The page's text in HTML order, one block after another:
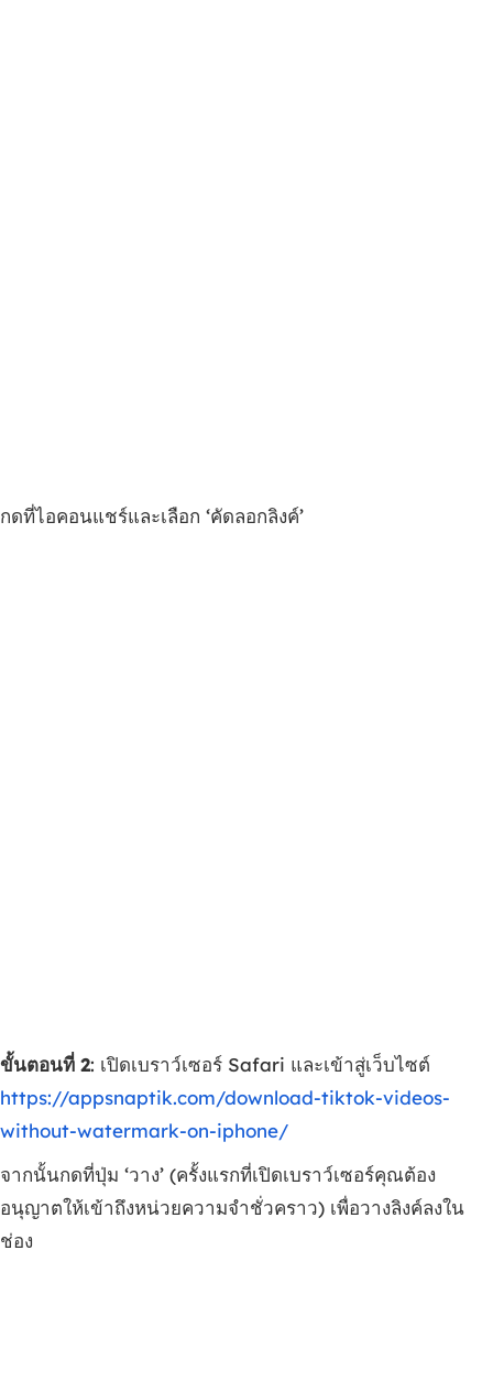
กดที่ไอคอนแชร์และเลือก ‘คัดลอกลิงค์’
ขั้นตอนที่ 2: เปิดเบราว์เซอร์ Safari และเข้าสู่เว็บไซต์
https://appsnaptik.com/download-tiktok-videos-
without-watermark-on-iphone/
จากนั้นกดที่ปุ่ม ‘วาง’ (ครั้งแรกที่เปิดเบราว์เซอร์คุณต้อง
อนุญาตให้เข้าถึงหน่วยความจำชั่วคราว) เพื่อวางลิงค์ลงใน
ช่อง